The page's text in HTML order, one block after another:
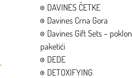
DAVINES ČETKE
Davines Crna Gora
Davines Gift Sets – poklon
paketići
DEDE
DETOXIFYING